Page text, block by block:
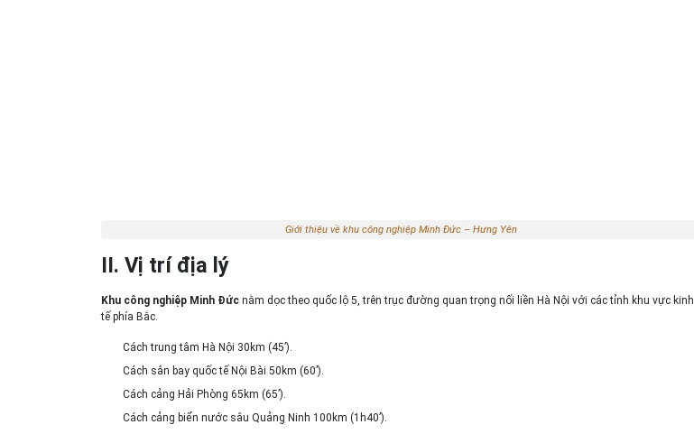
Giới thiệu về khu công nghiệp Minh Đức – Hưng Yên
II. Vị trí địa lý
Khu công nghiệp Minh Đứcnằm dọc theo quốc lộ 5, trên trục đường quan trọng nối liền Hà Nội với các tỉnh khu vực kinh
tế phía Bắc.
Cách trung tâm Hà Nội 30km (45’).
Cách sân bay quốc tế Nội Bài 50km (60’).
Cách cảng Hải Phòng 65km (65’).
Cách cảng biển nước sâu Quảng Ninh 100km (1h40’).